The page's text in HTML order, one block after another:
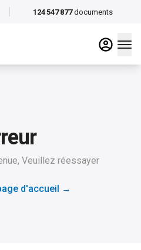
124 547 877 documents
Veuillez réessayer
d'accueil →